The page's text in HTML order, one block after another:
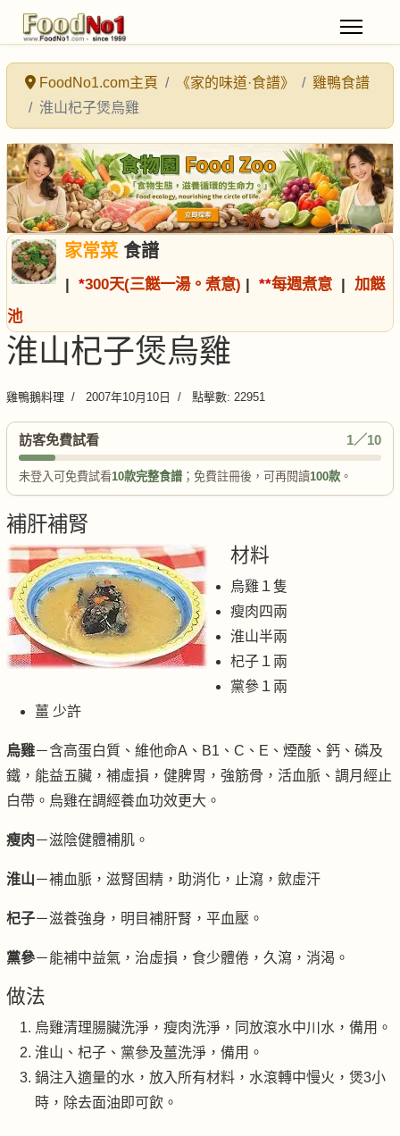
FoodNo1.com主頁 《家的味道·食譜》
雞鴨食譜
淮山杞子煲烏雞
家常菜食譜
| *300天(三餸一湯。煮意) | **每週煮意 | 加餸
池
淮山杞子煲烏雞
雞鴨鵝料理 2007年10月10日 點擊數: 22951
訪客免費試看 1／10
未登入可免費試看10款完整食譜 ；免費註冊後，可再閱讀100款 。
補肝補腎
材料
烏雞１隻
瘦肉四兩
淮山半兩
杞子１兩
黨參１兩
薑 少許
烏雞－含高蛋白質、維他命A、B1、C、E、煙酸、鈣、磷及
鐵，能益五臟，補虛損，健脾胃，強筋骨，活血脈、調月經止
白帶。烏雞在調經養血功效更大。
瘦肉－滋陰健體補肌。
淮山－補血脈，滋腎固精，助消化，止瀉，歛虛汗
杞子－滋養強身，明目補肝腎，平血壓。
黨參－能補中益氣，治虛損，食少體倦，久瀉，消渴。
做法
烏雞清理腸臟洗淨，瘦肉洗淨，同放滾水中川水，備用。
淮山、杞子、黨參及薑洗淨，備用。
鍋注入適量的水，放入所有材料，水滾轉中慢火，煲3小
時，除去面油即可飲。